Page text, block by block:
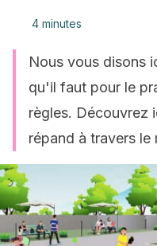
4 minutes
Nous vous disons
qu'il faut pour le
règles. Découvrez
répand à travers le